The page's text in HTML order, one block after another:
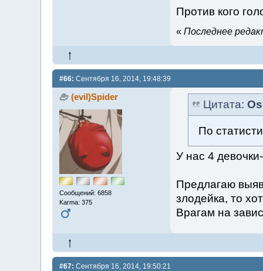
Против кого
« Последнее
#66: Сентября 16, 2014, 19:48:39
(evil)Spider
Сообщений: 6858
Karma: 375
Цитата:
По
У нас 4
Предлагаю
злодейка, то
Врагам на
#67: Сентября 16, 2014, 19:50:21